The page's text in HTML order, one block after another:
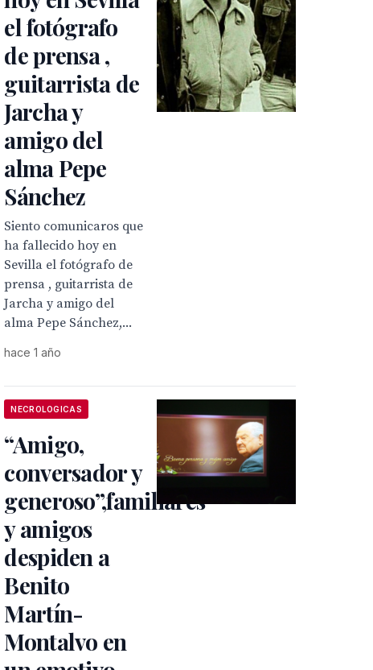
el fotógrafo
de prensa ,
guitarrista de
Jarcha y
amigo del
alma Pepe
Sánchez
Siento comunicaros que
ha fallecido hoy en
Sevilla el fotógrafo de
prensa , guitarrista de
Jarcha y amigo del
alma Pepe Sánchez,...
hace 1 año
NECROLOGICAS
“Amigo,
conversador y
generoso”,familiares
y amigos
despiden a
Benito
Martín-
Montalvo en